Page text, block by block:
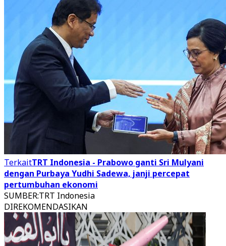
TerkaitTRT Indonesia - Prabowo ganti Sri Mulyani
dengan Purbaya Yudhi Sadewa, janji percepat
pertumbuhan ekonomi
SUMBER:TRT Indonesia
DIREKOMENDASIKAN